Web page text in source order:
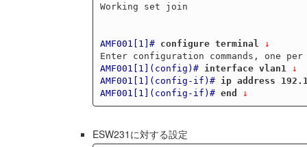
Working set join
AMF001[1]# configure terminal ↓
AMF001[1](config)# interface vlan1
↓
AMF001[1](config-if)#
ip address
AMF001[1](config-if)# end ↓
ESW231に対する設定